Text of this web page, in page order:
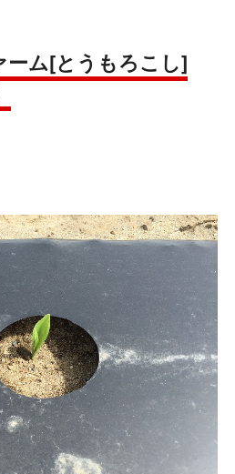
ーム[とうもろこし]